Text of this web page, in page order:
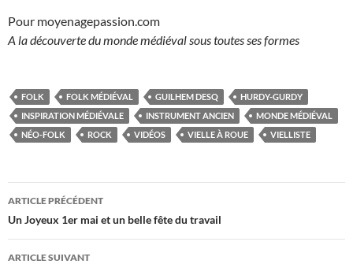
Pour moyenagepassion.com
A la découverte du monde médiéval sous toutes ses formes
FOLK FOLK MÉDIÉVAL GUILHEM DESQ
HURDY-GURDY
INSPIRATION MÉDIÉVALE
INSTRUMENT ANCIEN
MONDE MÉDIÉVAL
NÉO-FOLK
ROCK VIDÉOS VIELLE À ROUE VIELLISTE
Navigation
des
articles
ARTICLE PRÉCÉDENT
Un Joyeux 1er mai et un belle fête du travail
ARTICLE SUIVANT